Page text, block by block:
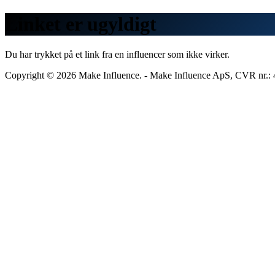
Linket er ugyldigt
Du har trykket på et link fra en influencer som ikke virker.
Copyright © 2026 Make Influence. - Make Influence ApS, CVR nr.: